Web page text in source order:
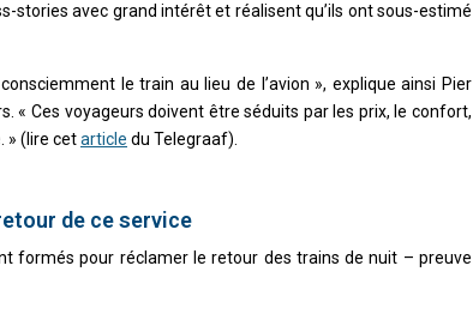
stories avec grand intérêt et réalisent qu’ils ont sous-estimé
le train au lieu de l’avion », explique ainsi Pier
« Ces voyageurs doivent être séduits par les prix, le confort,
» (lire cetarticle du Telegraaf).
de ce service
formés pour réclamer le retour des trains de nuit – preuve